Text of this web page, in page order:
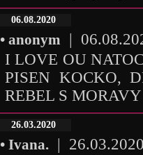
06.08.2020
• anonym |
I LOVE OU
PISEN KOCKO,
REBEL S MORAVY
26.03.2020
• Ivana. |